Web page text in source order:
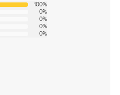
100%
0%
0%
0%
0%